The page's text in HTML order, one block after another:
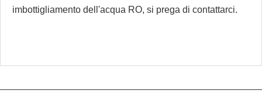
imbottigliamento dell'acqua RO, si prega di contattarci.